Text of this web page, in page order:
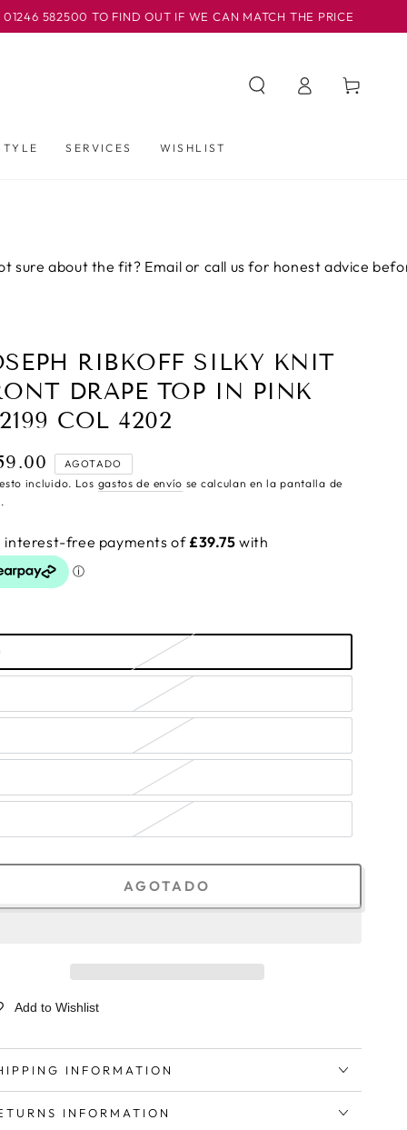
TO FIND OUT IF WE CAN MATCH THE PRICE OUR
SERVICES WISHLIST
Iniciar
sesión
Carrito
the fit? Email or call us for honest advice before you buy.
RIBKOFF SILKY KNIT
DRAPE TOP IN PINK
COL 4202
AGOTADO
incluido. Los gastos de envío se calculan en la pantalla de
AGOTADO
Add to Wishlist
INFORMATION
INFORMATION